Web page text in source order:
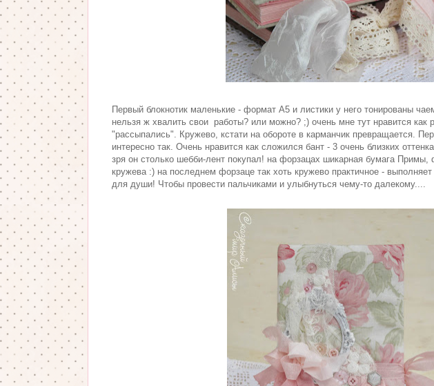
Первый блокнотик маленькие - формат А5 и листики у него тонированы
нельзя ж хвалить свои работы? или можно? ;) очень мне тут нравится как
"рассыпались". Кружево, кстати на обороте в карманчик превращается.
интересно так. Очень нравится как сложился бант - 3 очень близких
зря он столько шебби-лент покупал! на форзацах шикарная бумага
кружева :) на последнем форзаце так хоть кружево практичное -
для души! Чтобы провести пальчиками и улыбнуться чему-то далекому....